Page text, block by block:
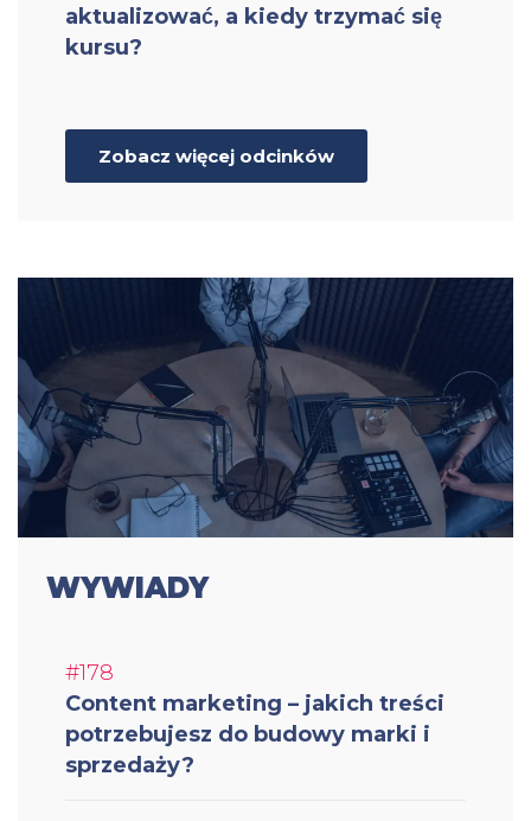
aktualizować, a kiedy trzymać się
kursu?
Zobacz więcej odcinków
WYWIADY
#178
Content marketing – jakich treści
potrzebujesz do budowy marki i
sprzedaży?